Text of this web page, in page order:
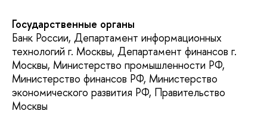
Государственные органы
Банк России, Департамент информационных
технологий г. Москвы, Департамент финансов г.
Москвы, Министерство промышленности РФ,
Министерство финансов РФ, Министерство
экономического развития РФ, Правительство
Москвы